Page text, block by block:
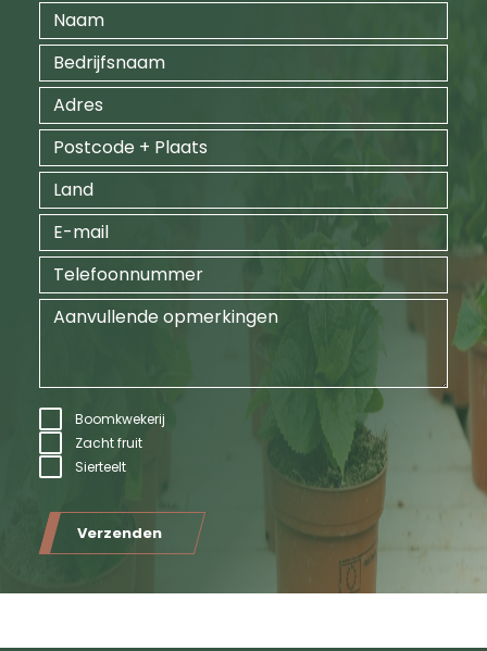
Boomkwekerij
Zacht fruit
Sierteelt
Verzenden